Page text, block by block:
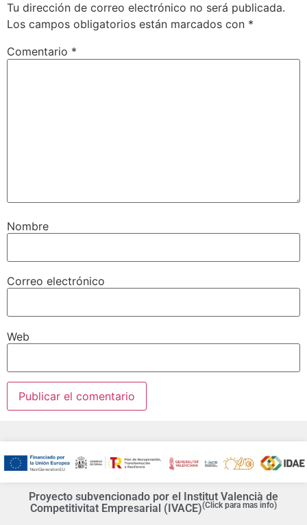
Tu dirección de correo electrónico no será publicada.
Los campos obligatorios están marcados con *
Comentario *
Nombre
Correo electrónico
Web
Proyecto subvencionado por el Institut Valencià de
Competitivitat Empresarial (IVACE)(Click para mas info)